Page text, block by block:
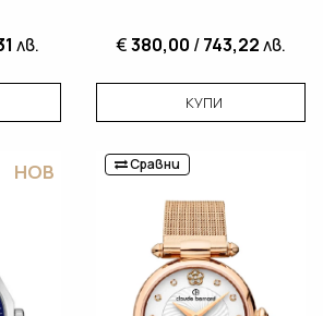
лв. €380,00 /743,22лв.
КУПИ
НОВ Сравни